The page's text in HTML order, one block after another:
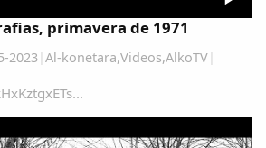
primavera de 1971
2023| Al-konetara,Videos,AlkoTV|